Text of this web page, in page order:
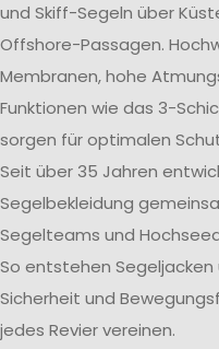
und Skiff-Segeln über
Offshore-Passagen.
Membranen, hohe
Funktionen wie das 3-
sorgen für optimalen
Seit über 35 Jahren
Segelbekleidung
Segelteams und
So entstehen Segeljacken
Sicherheit und
jedes Revier vereinen.